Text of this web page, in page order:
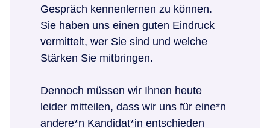
Gespräch kennenlernen zu können.
Sie haben uns einen guten Eindruck
vermittelt, wer Sie sind und welche
Stärken Sie mitbringen.
Dennoch müssen wir Ihnen heute
leider mitteilen, dass wir uns für eine*n
andere*n Kandidat*in entschieden